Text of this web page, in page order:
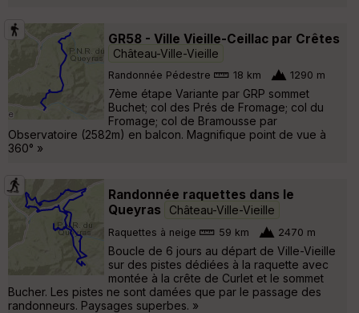
GR58 - Ville Vieille-Ceillac par Crêtes
Château-Ville-Vieille
Randonnée Pédestre 18 km 1290 m
7ème étape Variante par GRP sommet
Buchet; col des Prés de Fromage; col du
Fromage; col de Bramousse par
Observatoire (2582m) en balcon. Magnifique point de vue à
360° »
Randonnée raquettes dans le
Queyras
Château-Ville-Vieille
Raquettes à neige 59 km 2470 m
Boucle de 6 jours au départ de Ville-Vieille
sur des pistes dédiées à la raquette avec
montée à la crête de Curlet et le sommet
Bucher. Les pistes ne sont damées que par le passage des
randonneurs. Paysages superbes. »